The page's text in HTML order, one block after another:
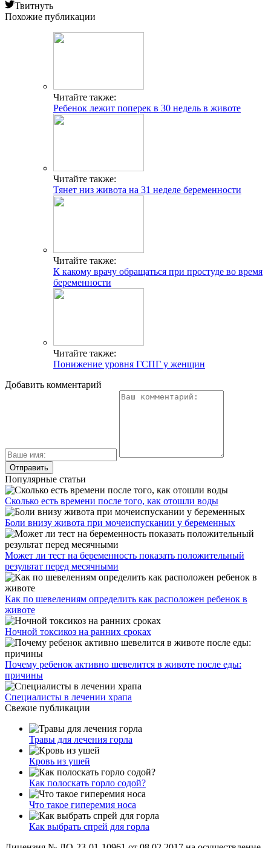
Твитнуть
Похожие публикации
Читайте также:
Ребенок лежит поперек в 30 недель в животе
Читайте также:
Тянет низ живота на 31 неделе беременности
Читайте также:
К какому врачу обращаться при простуде во время
беременности
Читайте также:
Понижение уровня ГСПГ у женщин
Добавить комментарий
Популярные статьи
Сколько есть времени после того, как отошли воды
Боли внизу живота при мочеиспускании у беременных
Может ли тест на беременность показать положительный
результат перед месячными
Как по шевелениям определить как расположен ребенок в
животе
Ночной токсикоз на ранних сроках
Почему ребенок активно шевелится в животе после еды:
причины
Специалисты в лечении храпа
Свежие публикации
Травы для лечения горла
Кровь из ушей
Как полоскать горло содой?
Что такое гиперемия носа
Как выбрать спрей для горла